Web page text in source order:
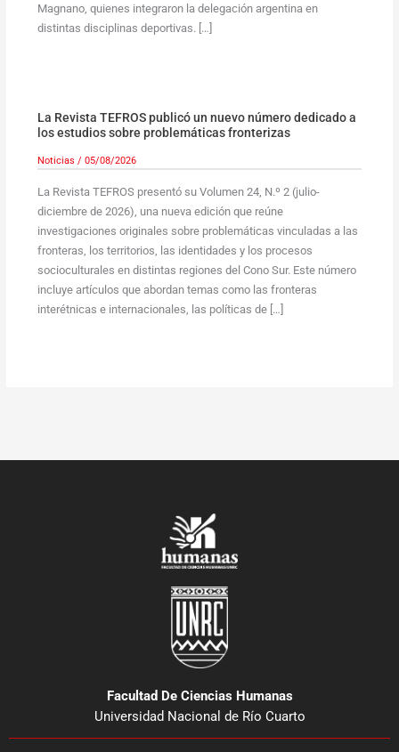
Magnano, quienes integraron la delegación argentina en
distintas disciplinas deportivas. […]
La Revista TEFROS publicó un nuevo número dedicado a
los estudios sobre problemáticas fronterizas
Noticias / 05/08/2026
La Revista TEFROS presentó su Volumen 24, N.º 2 (julio-
diciembre de 2026), una nueva edición que reúne
investigaciones originales sobre problemáticas vinculadas a las
fronteras, los territorios, las identidades y los procesos
socioculturales en distintas regiones del Cono Sur. Este número
incluye artículos que abordan temas como las fronteras
interétnicas e internacionales, las políticas de […]
Facultad De Ciencias Humanas
Universidad Nacional de Río Cuarto